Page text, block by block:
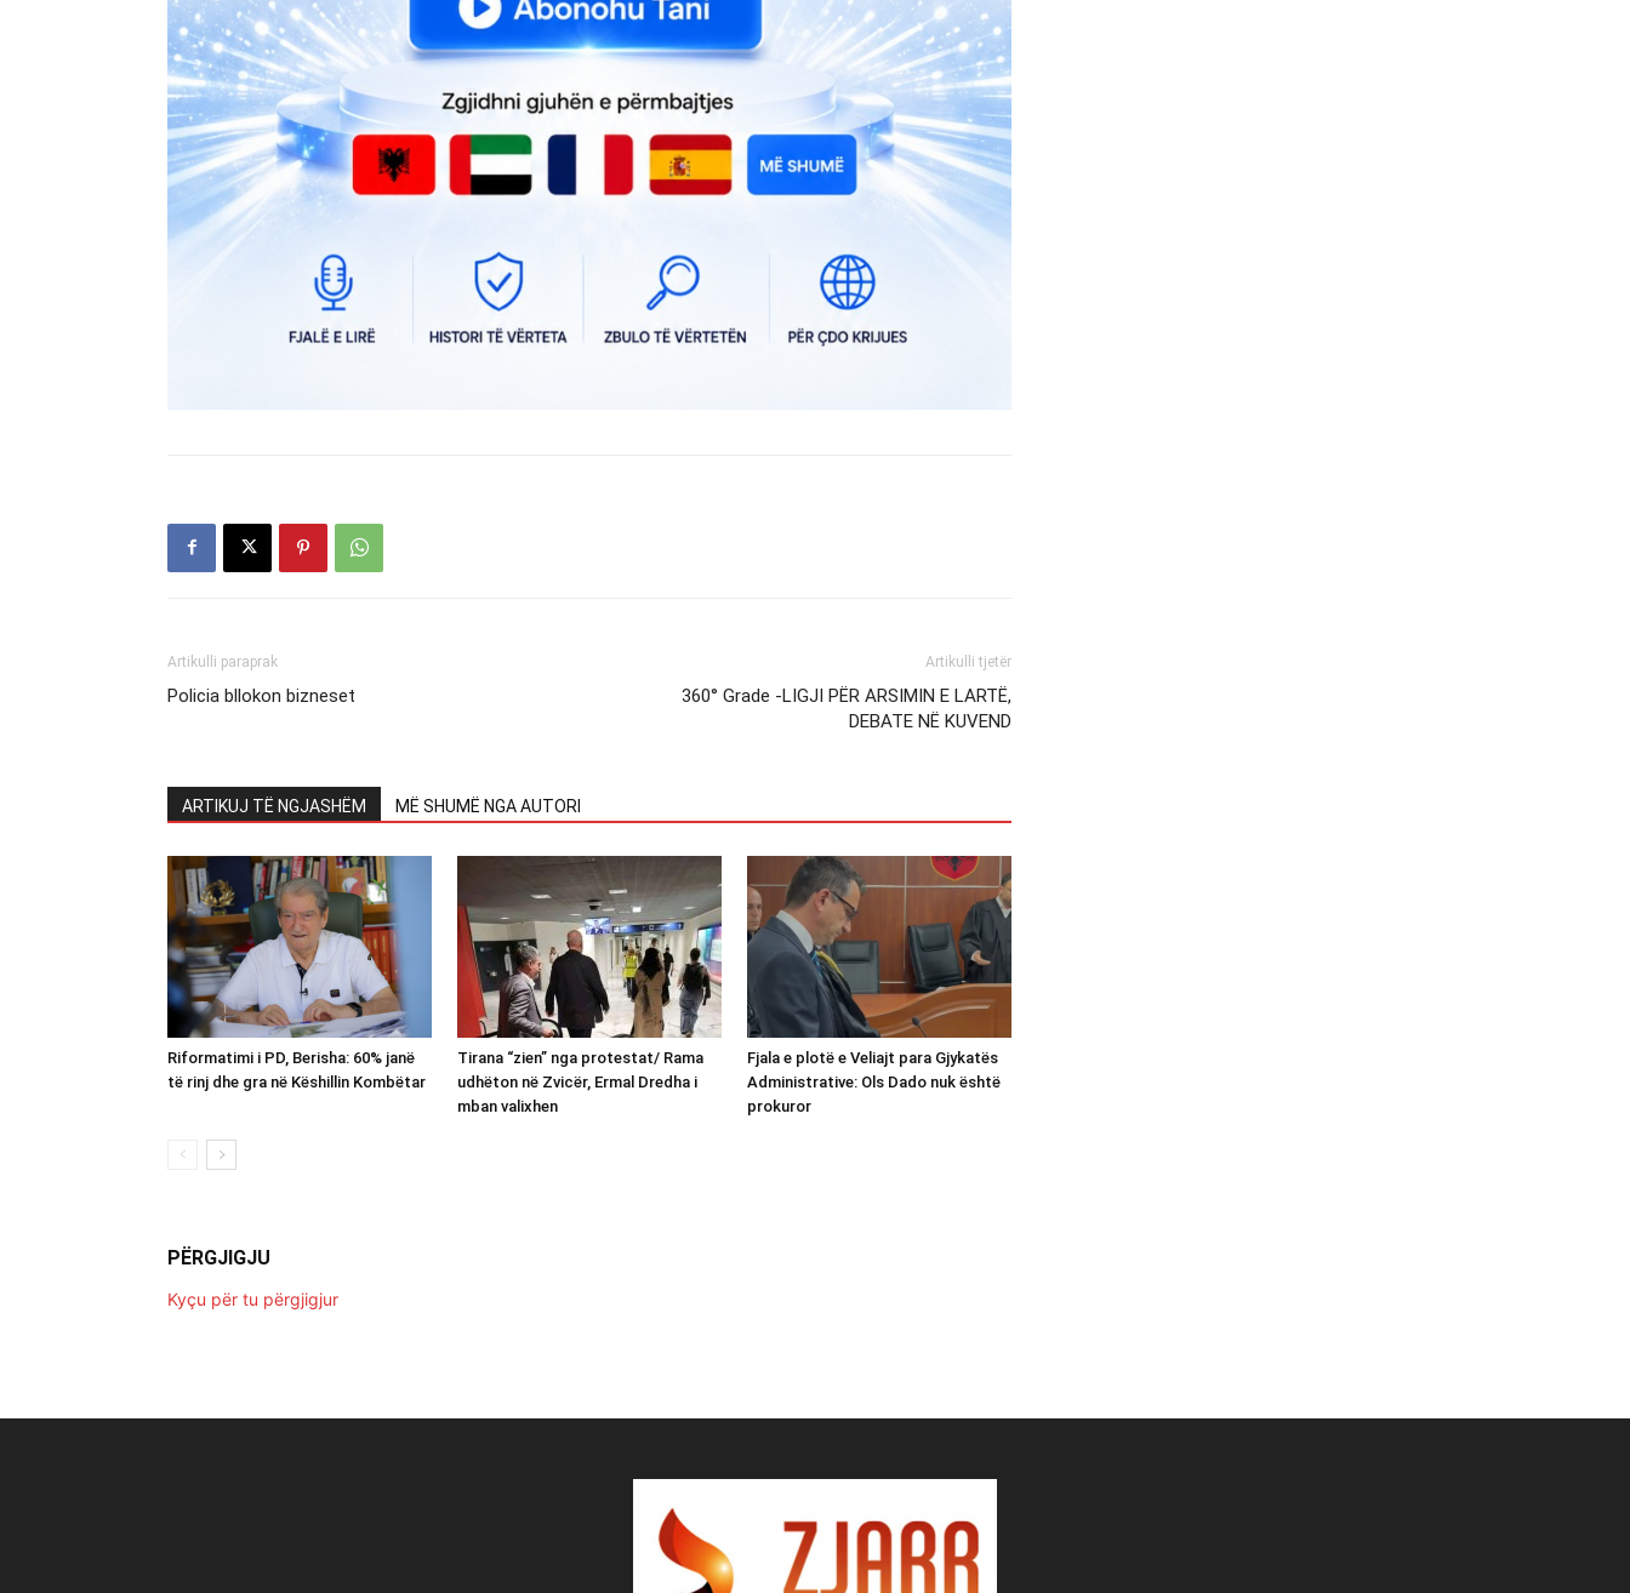
Artikulli paraprak
Policia bllokon bizneset
Artikulli tjetër
360° Grade -LIGJI PËR ARSIMIN E LARTË,
DEBATE NË KUVEND
ARTIKUJ TË NGJASHËM MË SHUMË NGA AUTORI
Riformatimi i PD, Berisha: 60% janë
të rinj dhe gra në Këshillin Kombëtar
Tirana “zien” nga protestat/ Rama
udhëton në Zvicër, Ermal Dredha i
mban valixhen
Fjala e plotë e Veliajt para Gjykatës
Administrative: Ols Dado nuk është
prokuror
PËRGJIGJU
Kyçu për tu përgjigjur